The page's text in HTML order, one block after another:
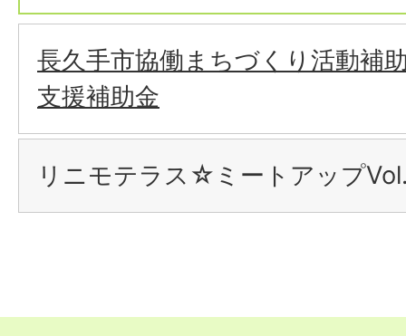
長久手市協働まちづくり活動補
支援補助金
リニモテラス☆ミートアップ